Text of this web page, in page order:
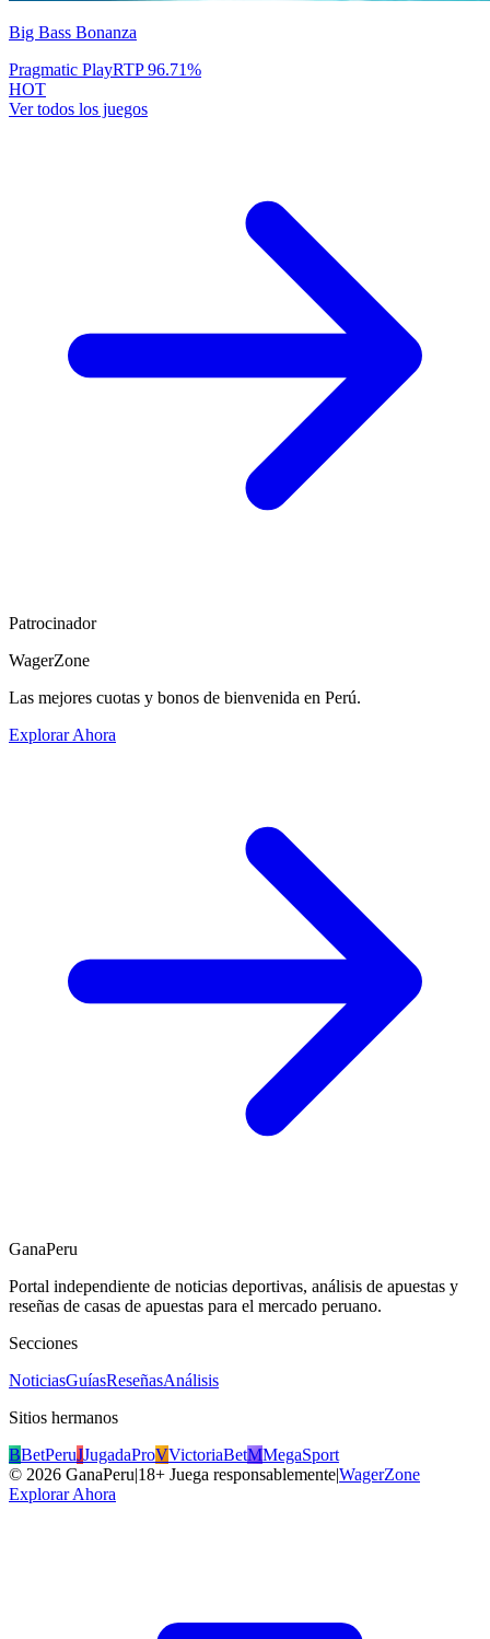
Big Bass Bonanza
Pragmatic PlayRTP96.71%
HOT
Ver todos los juegos
Patrocinador
WagerZone
Las mejores cuotas y bonos de bienvenida en Perú.
Explorar Ahora
GanaPeru
Portal independiente de noticias deportivas, análisis de apuestas y
reseñas de casas de apuestas para el mercado peruano.
Secciones
NoticiasGuíasReseñasAnálisis
Sitios hermanos
BBetPeruJJugadaProVVictoriaBetMMegaSport
© 2026 GanaPeru|18+ Juega responsablemente|WagerZone
Explorar Ahora